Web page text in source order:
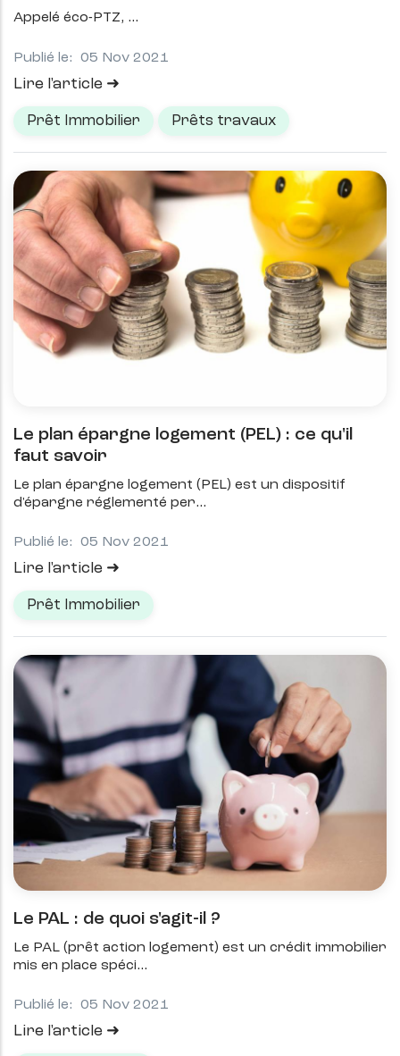
Appelé éco-PTZ,
Publié le: 05 Nov 2021
Lire l'article
Prêt Immobilier Prêts travaux
Le plan épargne logement (PEL) : ce qu'il
faut savoir
Le plan épargne logement (PEL) est un dispositif
d'épargne réglementé per
Publié le: 05 Nov 2021
Lire l'article
Prêt Immobilier
Le PAL : de quoi s'agit-il ?
Le PAL (prêt action logement) est un crédit immobilier
mis en place spéci
Publié le: 05 Nov 2021
Lire l'article